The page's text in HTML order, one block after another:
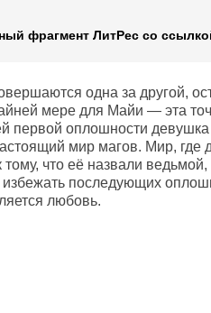
фрагмент ЛитРес со
одна за другой,
мере для Майи — эта
первой оплошности
мир магов. Мир, где
что её назвали ведьмой,
последующих
любовь.